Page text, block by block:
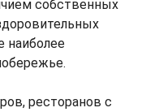
собственных
наиболее
ресторанов с